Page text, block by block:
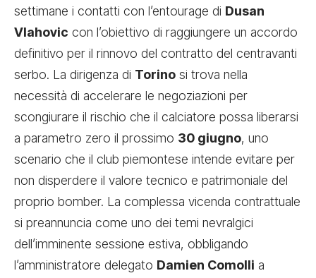
settimane i contatti con l’entourage di Dusan
Vlahovic con l’obiettivo di raggiungere un accordo
definitivo per il rinnovo del contratto del centravanti
serbo. La dirigenza di Torino si trova nella
necessità di accelerare le negoziazioni per
scongiurare il rischio che il calciatore possa liberarsi
a parametro zero il prossimo 30 giugno, uno
scenario che il club piemontese intende evitare per
non disperdere il valore tecnico e patrimoniale del
proprio bomber. La complessa vicenda contrattuale
si preannuncia come uno dei temi nevralgici
dell’imminente sessione estiva, obbligando
l’amministratore delegato Damien Comolli a